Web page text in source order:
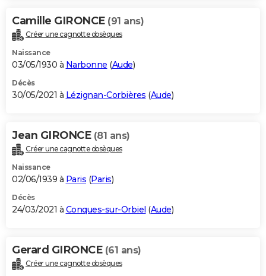
Carte de Noël
Carte Bonne année
Carte Saint-Valentin
Carte Pâques
Carte d'anniversaire
DICTIONNAIRE
Dictionnaire
Biographies
Citations
Expressions
Proverbes
PROGRAMME TV
S'inscrire
Se connecter
Lycées
Collèges
Primaires
Universités
Entreprises
Service militaire
Avis de recherche
AVIS DE DÉCÈS
Bricolage
Lifestyle
Culture
Sport
Auto
Television
Voyage
Cinema
Camille GIRONCE (91 ans)
Créer une cagnotte obsèques
Naissance
03/05/1930 à Narbonne (Aude)
Décès
30/05/2021 à Lézignan-Corbières (Aude)
Jean GIRONCE (81 ans)
Créer une cagnotte obsèques
Naissance
02/06/1939 à Paris (Paris)
Décès
24/03/2021 à Conques-sur-Orbiel (Aude)
Gerard GIRONCE (61 ans)
Créer une cagnotte obsèques